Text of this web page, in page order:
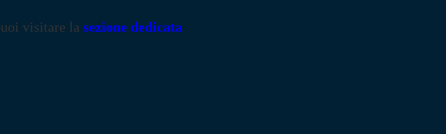
visitare la sezione dedicata